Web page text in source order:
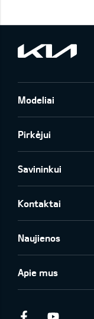
Modeliai
Pirkėjui
Savininkui
Kontaktai
Naujienos
Apie mus
Facebook